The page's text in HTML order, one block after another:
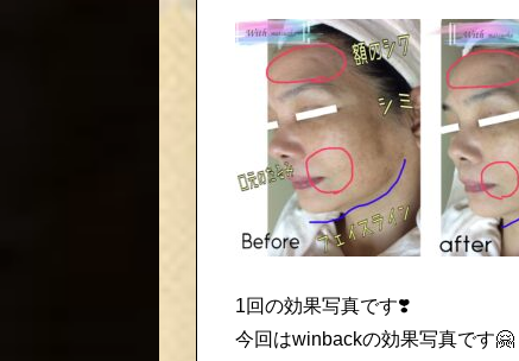
1回の効果写真です❣️
今回はwinbackの効果写真です🤗